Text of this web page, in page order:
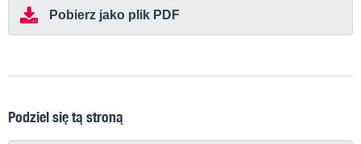
Pobierz jako plik PDF
Podziel się tą stroną